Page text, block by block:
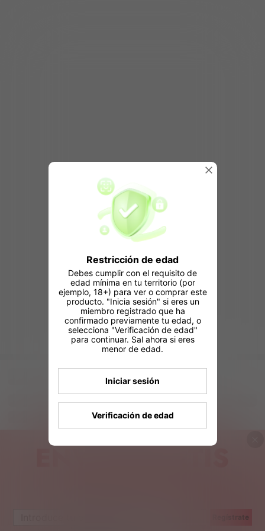
Restricción de edad
Debes cumplir con el requisito de
edad mínima en tu territorio (por
ejemplo, 18+) para ver o comprar este
producto. "Inicia sesión" si eres un
miembro registrado que ha
confirmado previamente tu edad, o
selecciona "Verificación de edad"
para continuar. Sal ahora si eres
menor de edad.
Iniciar sesión
Verificación de edad
Regístrate